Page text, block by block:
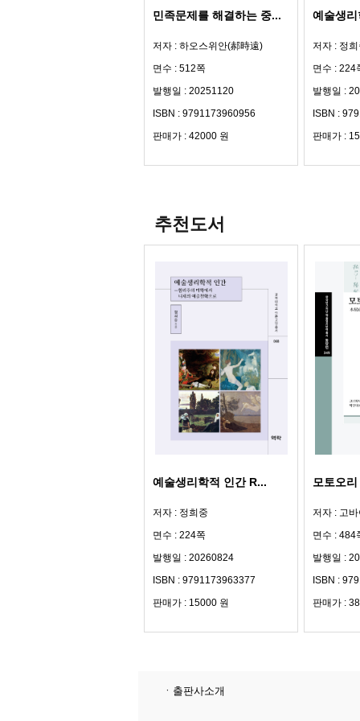
민족문제를 해결하는 중...
저자 : 하오스위안(郝時遠)
면수 : 512쪽
발행일 : 20251120
ISBN : 9791173960956
판매가 : 42000 원
예술생
저자 : 정
면수 : 224
발행일 :
ISBN :
판매가 :
추천도서
예술생리학적 인간 R...
저자 : 정희중
면수 : 224쪽
발행일 : 20260824
ISBN : 9791173963377
판매가 : 15000 원
모토오
저자 : 고
면수 : 484
발행일 :
ISBN :
판매가 :
ㆍ출판사소개